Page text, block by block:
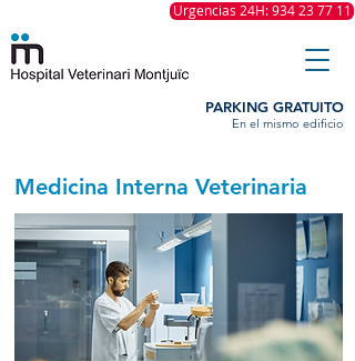
Urgencias 24H: 934 23 77 11
PARKING GRATUITO
En el mismo edificio
Medicina Interna Veterinaria